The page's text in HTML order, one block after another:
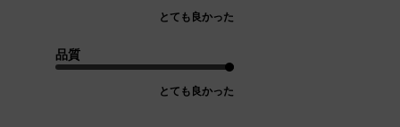
とても良かった
品質
とても良かった